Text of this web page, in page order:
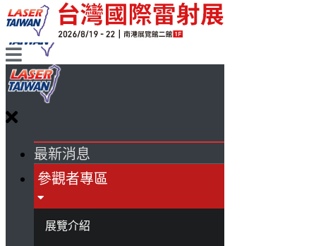
最新消息
參觀者專區
展覽介紹